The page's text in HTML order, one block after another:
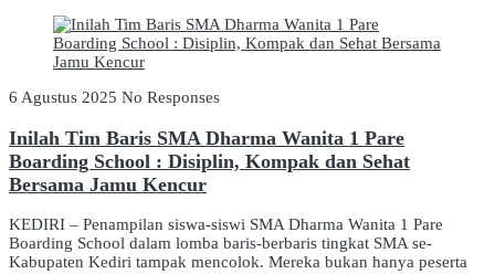
6 Agustus 2025 No Responses
Inilah Tim Baris SMA Dharma Wanita 1 Pare
Boarding School : Disiplin, Kompak dan Sehat
Bersama Jamu Kencur
KEDIRI – Penampilan siswa-siswi SMA Dharma Wanita 1 Pare
Boarding School dalam lomba baris-berbaris tingkat SMA se-
Kabupaten Kediri tampak mencolok. Mereka bukan hanya peserta